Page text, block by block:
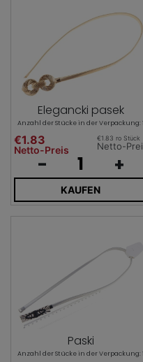
Elegancki pasek
Anzahl der Stücke in der Verpackung: 1
€1.83
Netto-Preis
€1.83 ro Stück
Netto-
- +
KAUFEN
Paski
Anzahl der Stücke in der Verpackung: 1